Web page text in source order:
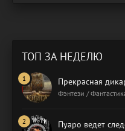
ТОП ЗА НЕДЕЛЮ
Прекрасная
Фэнтези /
Пуаро ведет